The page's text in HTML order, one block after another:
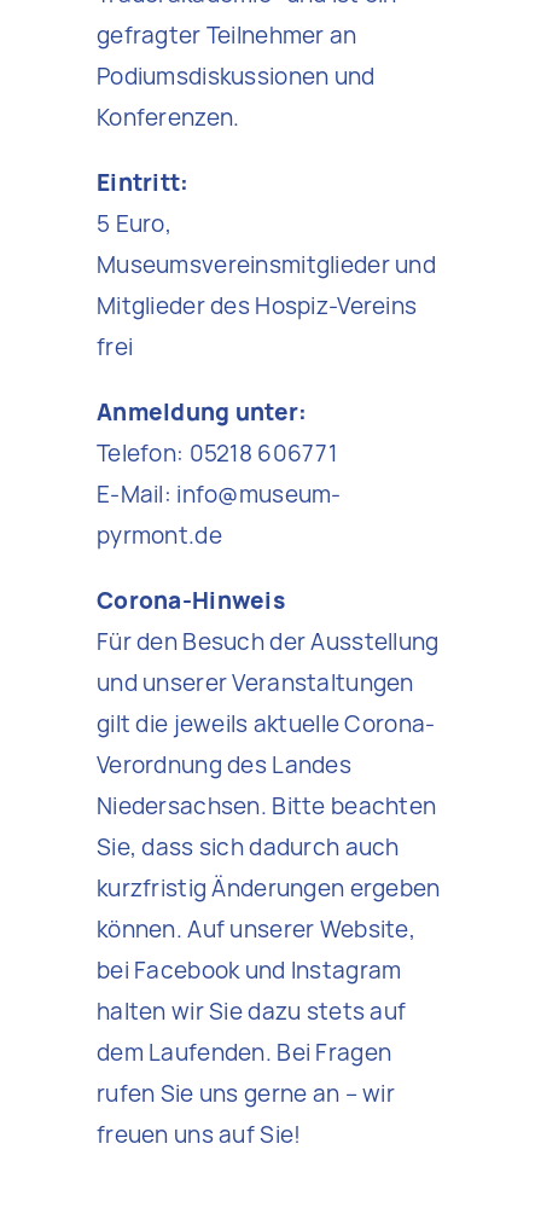
gefragter Teilnehmer an
Podiumsdiskussionen und
Konferenzen.
Eintritt:
5 Euro,
Museumsvereinsmitglieder und
Mitglieder des Hospiz-Vereins
frei
Anmeldung unter:
Telefon: 05218 606771
E-Mail: info@museum-
pyrmont.de
Corona-Hinweis
Für den Besuch der Ausstellung
und unserer Veranstaltungen
gilt die jeweils aktuelle Corona-
Verordnung des Landes
Niedersachsen. Bitte beachten
Sie, dass sich dadurch auch
kurzfristig Änderungen ergeben
können. Auf unserer Website,
bei Facebook und Instagram
halten wir Sie dazu stets auf
dem Laufenden. Bei Fragen
rufen Sie uns gerne an – wir
freuen uns auf Sie!